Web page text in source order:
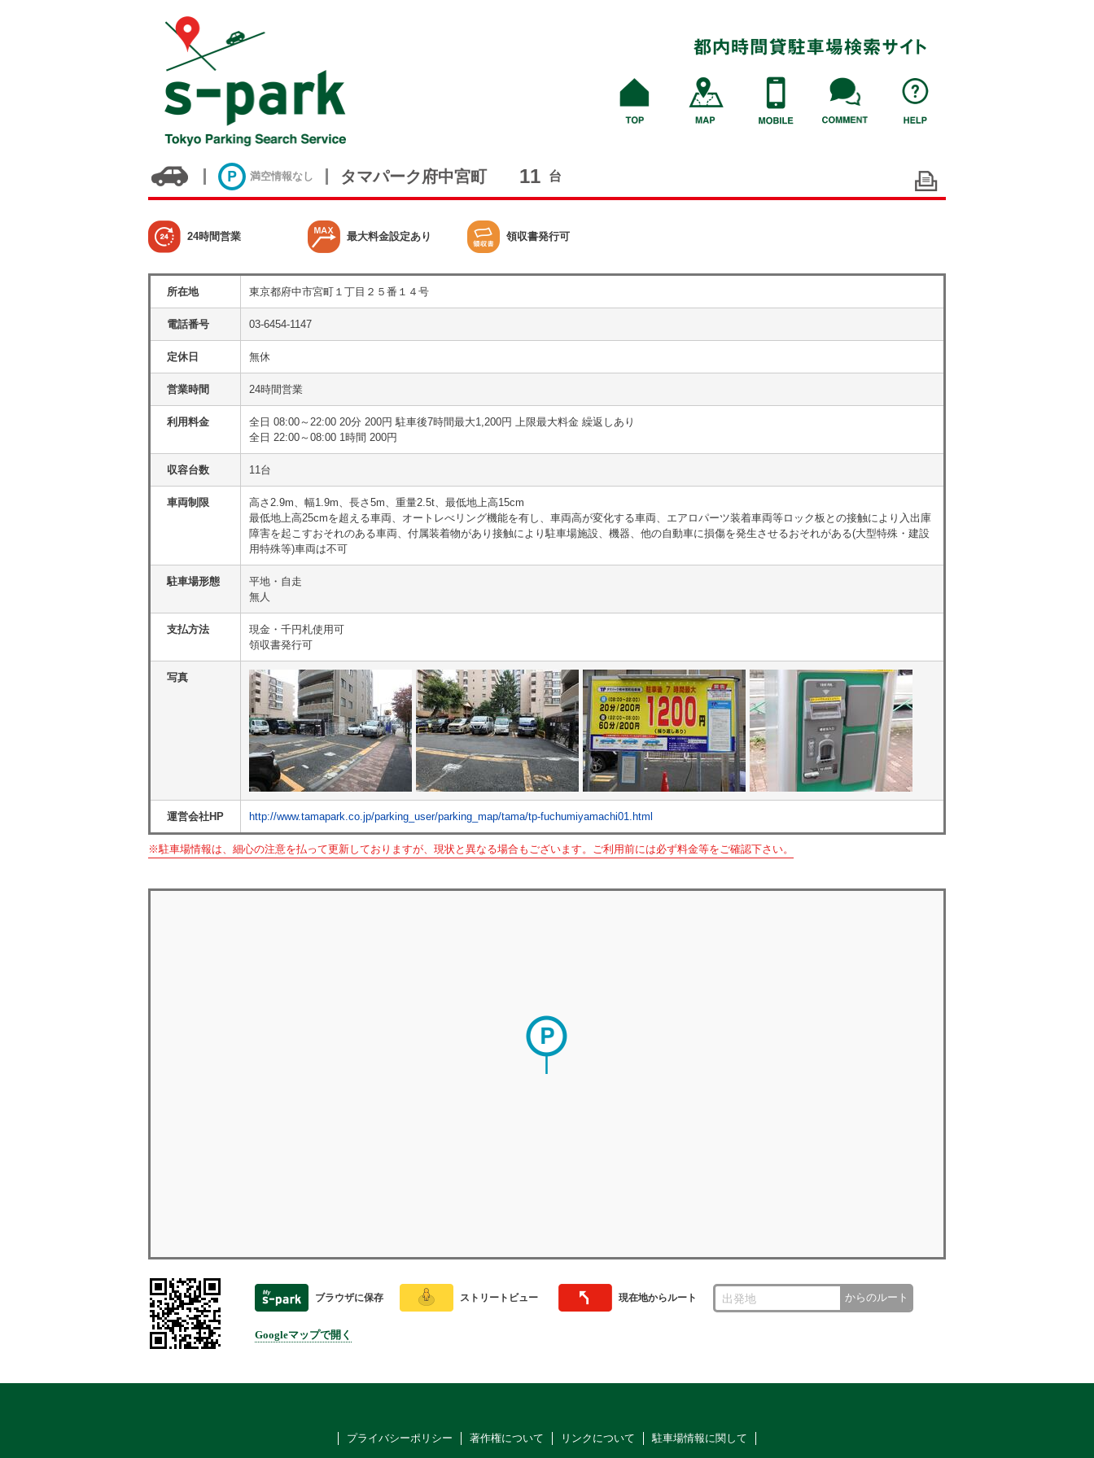
満空情報なし タマパーク府中宮町 11 台
24時間営業 最大料金設定あり 領収書発行可
所在地 東京都府中市宮町１丁目２５番１４号
電話番号 03-6454-1147
定休日 無休
営業時間 24時間営業
利用料金
全日 08:00～22:00 20分 200円 駐車後7時間最大1,200円 上限最大料金 繰返しあり
全日 22:00～08:00 1時間 200円
収容台数 11台
車両制限
高さ2.9m、幅1.9m、長さ5m、重量2.5t、最低地上高15cm
最低地上高25cmを超える車両、オートレべリング機能を有し、車両高が変化する車両、エアロパーツ装着車両等ロック板との接触により入出庫
障害を起こすおそれのある車両、付属装着物があり接触により駐車場施設、機器、他の自動車に損傷を発生させるおそれがある(大型特殊・建設
用特殊等)車両は不可
駐車場形態
平地・自走
無人
支払方法
現金・千円札使用可
領収書発行可
写真
運営会社HP http://www.tamapark.co.jp/parking_user/parking_map/tama/tp-fuchumiyamachi01.html
※駐車場情報は、細心の注意を払って更新しておりますが、現状と異なる場合もございます。ご利用前には必ず料金等をご確認下さい。
ブラウザに保存 ストリートビュー 現在地からルート からのルート
Googleマップで開く
プライバシーポリシー 著作権について リンクについて 駐車場情報に関して